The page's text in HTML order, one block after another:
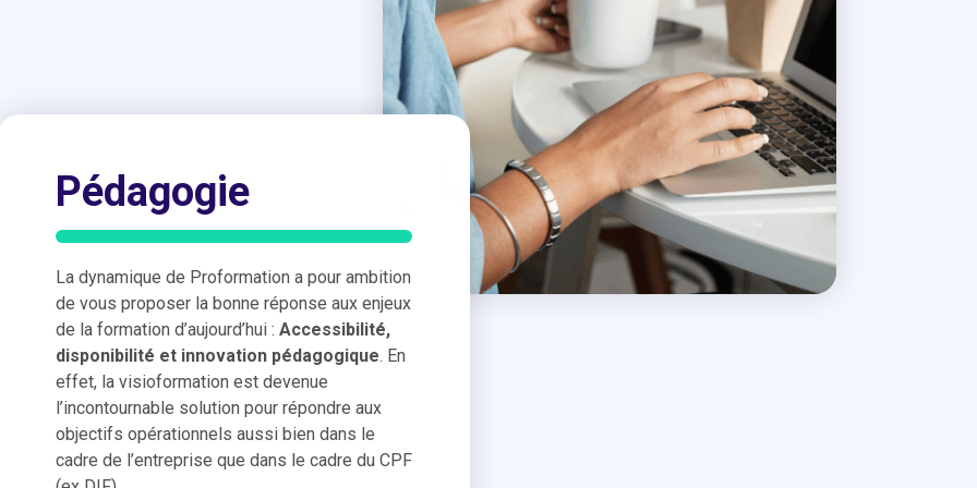
Pédagogie
La dynamique de Proformation a pour ambition
de vous proposer la bonne réponse aux enjeux
de la formation d’aujourd’hui : Accessibilité,
disponibilité et innovation pédagogique. En
effet, la visioformation est devenue
l’incontournable solution pour répondre aux
objectifs opérationnels aussi bien dans le
cadre de l’entreprise que dans le cadre du CPF